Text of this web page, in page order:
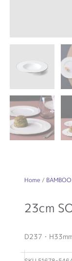
Home /
23cm
D237・